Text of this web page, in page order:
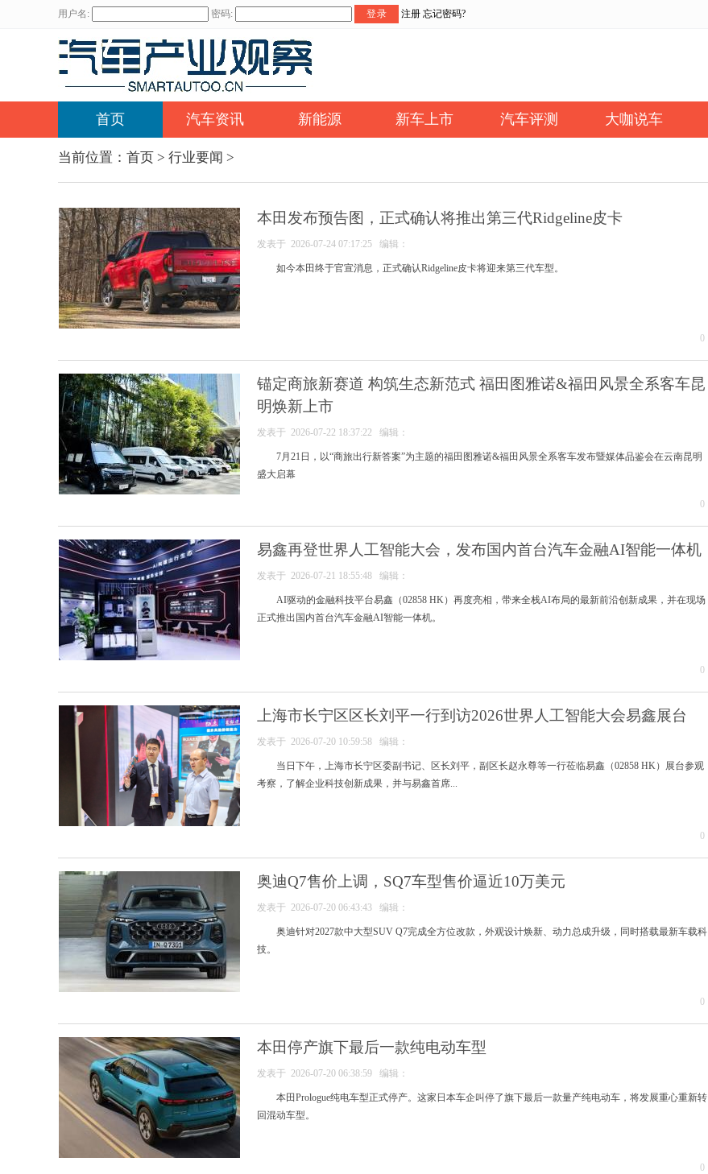
用户名: 密码: 登录 注册 忘记密码?
首页 汽车资讯 新能源 新车上市 汽车评测 大咖说车
当前位置： 首页 > 行业要闻 >
本田发布预告图，正式确认将推出第三代Ridgeline皮卡
发表于 2026-07-24 07:17:25 编辑：
如今本田终于官宣消息，正式确认Ridgeline皮卡将迎来第三代车型。
0
锚定商旅新赛道 构筑生态新范式 福田图雅诺&福田风景全系客车昆
明焕新上市
发表于 2026-07-22 18:37:22 编辑：
7月21日，以“商旅出行新答案”为主题的福田图雅诺&福田风景全系客车发布暨媒体品鉴会在云南昆明
盛大启幕
0
易鑫再登世界人工智能大会，发布国内首台汽车金融AI智能一体机
发表于 2026-07-21 18:55:48 编辑：
AI驱动的金融科技平台易鑫（02858 HK）再度亮相，带来全栈AI布局的最新前沿创新成果，并在现场
正式推出国内首台汽车金融AI智能一体机。
0
上海市长宁区区长刘平一行到访2026世界人工智能大会易鑫展台
发表于 2026-07-20 10:59:58 编辑：
当日下午，上海市长宁区委副书记、区长刘平，副区长赵永尊等一行莅临易鑫（02858 HK）展台参观
考察，了解企业科技创新成果，并与易鑫首席...
0
奥迪Q7售价上调，SQ7车型售价逼近10万美元
发表于 2026-07-20 06:43:43 编辑：
奥迪针对2027款中大型SUV Q7完成全方位改款，外观设计焕新、动力总成升级，同时搭载最新车载科
技。
0
本田停产旗下最后一款纯电动车型
发表于 2026-07-20 06:38:59 编辑：
本田Prologue纯电车型正式停产。这家日本车企叫停了旗下最后一款量产纯电动车，将发展重心重新转
回混动车型。
0